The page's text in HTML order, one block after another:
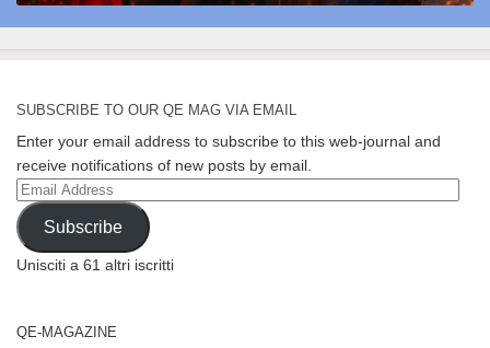
SUBSCRIBE TO OUR QE MAG VIA EMAIL
Enter your email address to subscribe to this web-journal and
receive notifications of new posts by email.
Email
Address
Subscribe
Unisciti a 61 altri iscritti
QE-MAGAZINE